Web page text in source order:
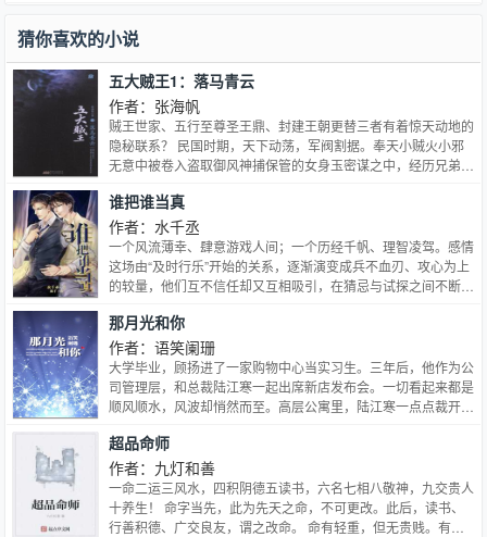
猜你喜欢的小说
五大贼王1：落马青云
作者：张海帆
贼王世家、五行至尊圣王鼎、封建王朝更替三者有着惊天动地的
隐秘联系？ 民国时期，天下动荡，军阀割据。奉天小贼火小邪
无意中被卷入盗取御风神捕保管的女身玉密谋之中，经历兄弟惨
的五行世家逐渐浮出水面 令人眼花缭乱的离奇盗术，不可思议
的防盗术，匪夷所思的古老盗器一一登场。从秦始皇传至今日的
五行至尊圣王鼎到底是否真正存在？两千年封建皇族隐藏最深的
秘密一一揭开。
谁把谁当真
作者：水千丞
一个风流薄幸、肆意游戏人间；一个历经千帆、理智凌驾。感情
这场由“及时行乐”开始的关系，逐渐演变成兵不血刃、攻心为上
的较量，他们互不信任却又互相吸引，在猜忌与试探之间不断挑
比谁认真；谁把谁当真
那月光和你
作者：语笑阑珊
大学毕业，顾扬进了一家购物中心当实习生。三年后，他作为公
司管理层，和总裁陆江寒一起出席新店发布会。一切看起来都是
顺风顺水，风波却悄然而至。高层公寓里，陆江寒一点点裁开被
想，也是绮丽华美的未来。再后来。“陆总，您能客观评价一下
顾先生吗？”“对不起，他是我爱人，我客观不了。”
————————商战+品牌+时尚圈，关于年轻、成长、梦
想、事业和最好的爱情。
超品命师
作者：九灯和善
一命二运三风水，四积阴德五读书，六名七相八敬神，九交贵人
十养生！ 命字当先，此为先天之命，不可更改。此后，读书、
行善积德、广交良友，谓之改命。 命有轻重，但无贵贱。有钱